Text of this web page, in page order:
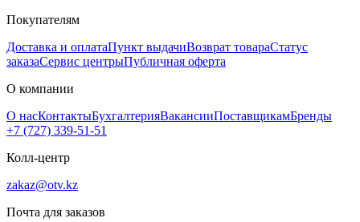
Покупателям
Доставка и оплатаПункт выдачиВозврат товараСтатус
заказаСервис центрыПубличная оферта
О компании
О насКонтактыБухгалтерияВакансииПоставщикамБренды
+7 (727) 339-51-51
Колл-центр
zakaz@otv.kz
Почта для заказов